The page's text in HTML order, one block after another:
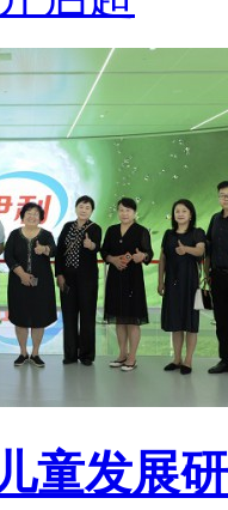
童发展